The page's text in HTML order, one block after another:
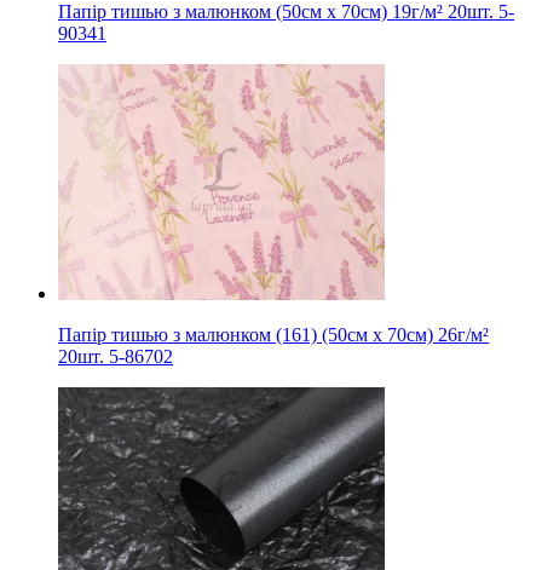
Папір тишью з малюнком (50см х 70см) 19г/м² 20шт. 5-
90341
Папір тишью з малюнком (161) (50см х 70см) 26г/м²
20шт. 5-86702